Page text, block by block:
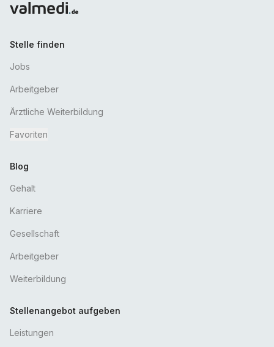
Stelle finden
Jobs
Arbeitgeber
Ärztliche Weiterbildung
Favoriten
Blog
Gehalt
Karriere
Gesellschaft
Arbeitgeber
Weiterbildung
Stellenangebot aufgeben
Leistungen